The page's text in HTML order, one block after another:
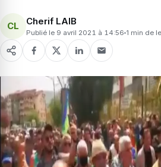
CL Cherif LAIB
Publié le 9 avril 2021 à 14:56 1 min de